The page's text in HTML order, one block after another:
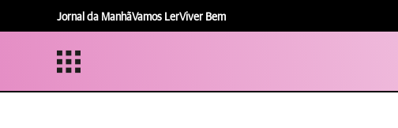
Jornal da ManhãVamos LerViver Bem